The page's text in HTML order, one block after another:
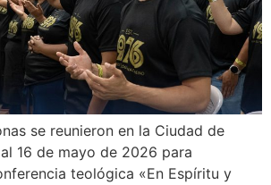
se reunieron en la Ciudad de
16 de mayo de 2026 para
teológica «En Espíritu y